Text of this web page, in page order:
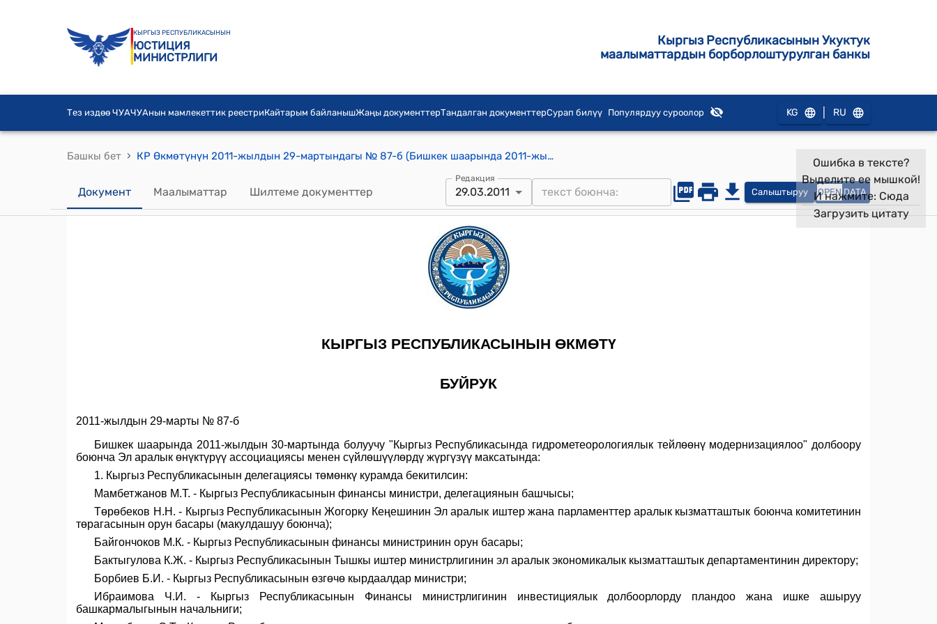
КЫРГЫЗ РЕСПУБЛИКАСЫНЫН
ЮСТИЦИЯ
МИНИСТРЛИГИ
Кыргыз Республикасынын Укуктук
маалыматтардын борборлоштурулган банкы
Тез издөө ЧУАЧУАнын мамлекеттик реестриКайтарым байланышЖаңы документтерТандалган документтерСурап билүү Популярдуу суроолор KG RU
Башкы бет › КР Өкмөтүнүн 2011-жылдын 29-мартындагы № 87-б (Бишкек шаарында 2011-жылдын 30-мартында болуучу "Кыргыз Республикасында гидрометеорологиялык тейлөөнү модернизациялоо" долбоору боюнча Эл аралык өнүктүрүү ассоциациясы менен сүйлөшүүлөрдү жүргүзүү максатында Кыргыз Республикасынын делегациясын бекитүү) буйругу
Документ Маалыматтар Шилтеме документтер
Редакция
29.03.2011 Салыштыруу OPEN DATA
Ошибка в тексте?
Выделите ее мышкой!
И нажмите: Сюда
Загрузить цитату